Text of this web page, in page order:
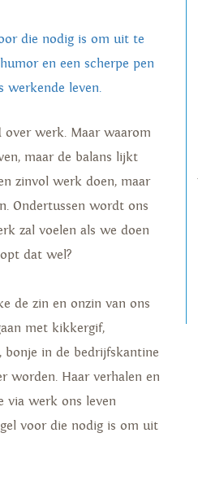
die nodig is om uit te
en een scherpe pen
werkende leven.
werk. Maar waarom
maar de balans lijkt
zinvol werk doen, maar
Ondertussen wordt ons
zal voelen als we doen
dat wel?
de zin en onzin van ons
met kikkergif,
bonje in de bedrijfskantine
worden. Haar verhalen en
via werk ons leven
voor die nodig is om uit